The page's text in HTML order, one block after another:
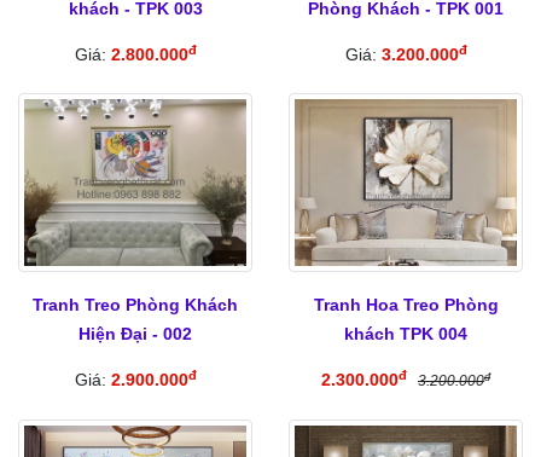
khách - TPK 003
Giá: 2.800.000đ
Phòng Khách - TPK 001
Giá: 3.200.000đ
Tranh Treo Phòng Khách
Hiện Đại - 002
Giá: 2.900.000đ
Tranh Hoa Treo Phòng
khách TPK 004
2.300.000đ 3.200.000đ